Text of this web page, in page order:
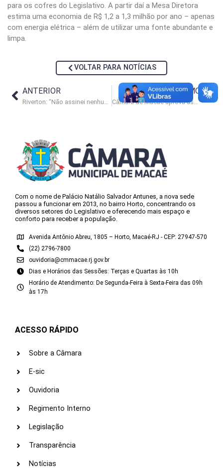
para os cofres do Legislativo. A partir daí a Mesa Diretora
estima uma economia de R$ 1,2 a 1,3 milhão por ano – apenas
com energia elétrica – além de utilizar uma fonte abundante e
limpa.
VOLTAR PARA NOTÍCIAS
ANTERIOR PRÓXIMO
Com o nome de Palácio Natálio Salvador Antunes, a nova sede
passou a funcionar em 2013, no bairro Horto, concentrando os
diversos setores do Legislativo e oferecendo mais espaço e
conforto para receber a população.
Avenida Antônio Abreu, 1805 – Horto, Macaé-RJ - CEP: 27947-570
(22) 2796-7800
ouvidoria@cmmacae.rj.gov.br
Dias e Horários das Sessões: Terças e Quartas às 10h
Horário de Atendimento: De Segunda-Feira à Sexta-Feira das 09h
às 17h
ACESSO RÁPIDO
Sobre a Câmara
E-sic
Ouvidoria
Regimento Interno
Legislação
Transparência
Notícias